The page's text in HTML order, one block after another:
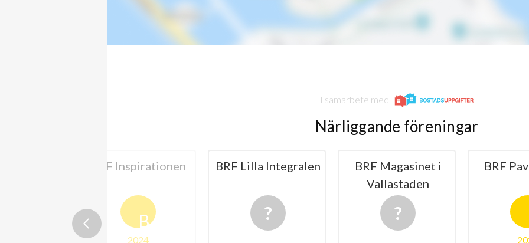
I samarbete med
Närliggande föreningar
BRF Inspirationen
B
2024
BRF Lilla Integralen
BRF Magasinet i
Vallastaden
BRF